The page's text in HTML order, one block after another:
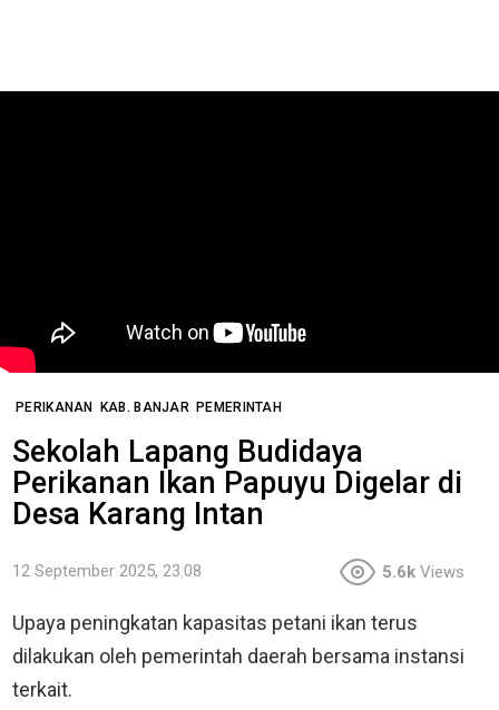
PERIKANAN KAB. BANJAR PEMERINTAH
Sekolah Lapang Budidaya
Perikanan Ikan Papuyu Digelar di
Desa Karang Intan
12 September 2025, 23:08 5.6k Views
Upaya peningkatan kapasitas petani ikan terus
dilakukan oleh pemerintah daerah bersama instansi
terkait.